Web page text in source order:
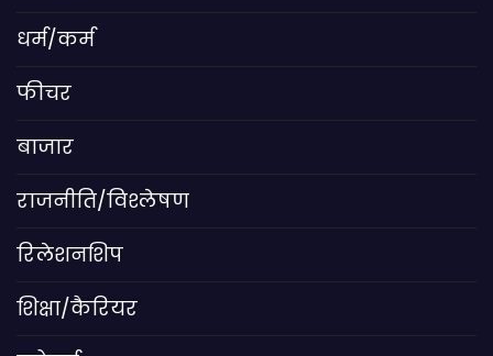
धर्म/कर्म
फीचर
बाजार
राजनीति/विश्लेषण
रिलेशनशिप
शिक्षा/कैरियर